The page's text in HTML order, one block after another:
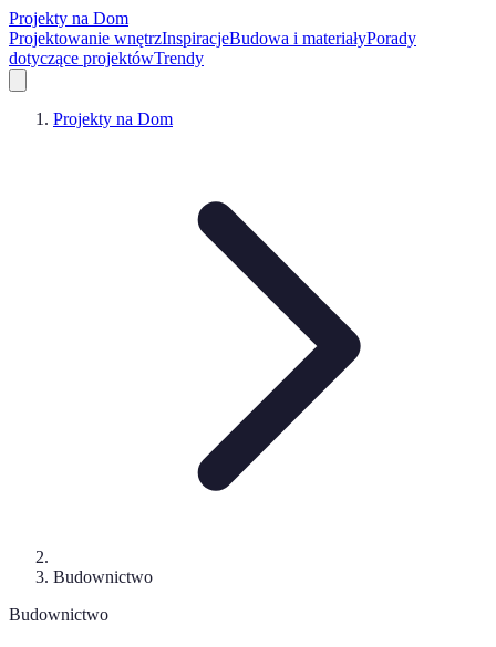
Projekty na Dom
Projektowanie wnętrzInspiracjeBudowa i materiałyPorady
dotyczące projektówTrendy
Projekty na Dom
Budownictwo
Budownictwo